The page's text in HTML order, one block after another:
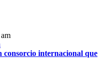
internacional que